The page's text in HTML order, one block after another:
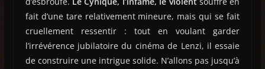
fait d’une tare relativement mineure, mais qui se fait
cruellement ressentir : tout en voulant garder
l’irrévérence jubilatoire du cinéma de Lenzi, il essaie
de construire une intrigue solide. N’allons pas jusqu’à